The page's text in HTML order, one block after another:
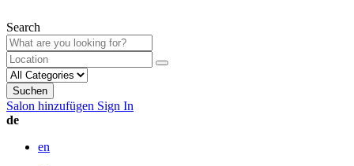
Search
Suchen
Salon hinzufügen Sign In
de
en